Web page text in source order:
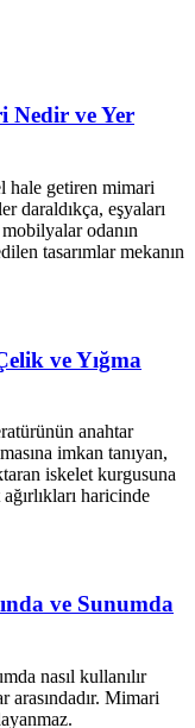
Nedir ve Yer
hale getiren mimari
daraldıkça, eşyaları
odanın
tasarımlar mekanın
ve Yığma
anahtar
imkan tanıyan,
iskelet kurgusuna
haricinde
ve Sunumda
nasıl kullanılır
arasındadır. Mimari